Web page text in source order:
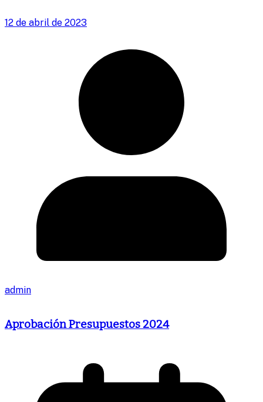
12 de abril de 2023
admin
Aprobación Presupuestos 2024